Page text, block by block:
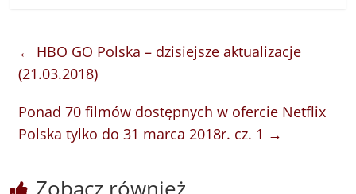
← HBO GO Polska – dzisiejsze aktualizacje
(21.03.2018)
Ponad 70 filmów dostępnych w ofercie Netflix
Polska tylko do 31 marca 2018r. cz. 1 →